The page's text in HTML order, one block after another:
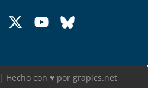
| Hecho con ♥ por grapics.net